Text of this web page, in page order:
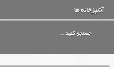
آشپزخانه ها